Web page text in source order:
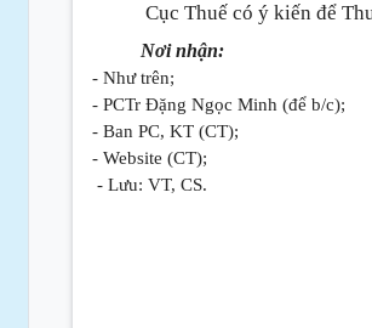
Cục Thuế có ý kiến để
Nơi nhận:
- Như trên;
- PCTr Đặng Ngọc Minh (để b/c);
- Ban PC, KT (CT);
- Website (CT);
- Lưu: VT, CS.